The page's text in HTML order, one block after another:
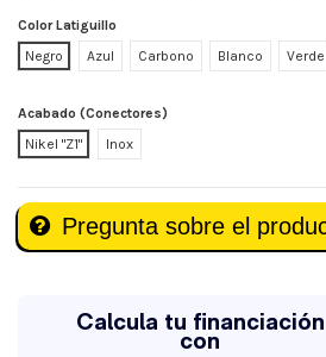
Color Latiguillo
Negro
Azul Carbono Blanco Verde
Acabado (Conectores)
Nikel "Z1"
Inox
Pregunta sobre el